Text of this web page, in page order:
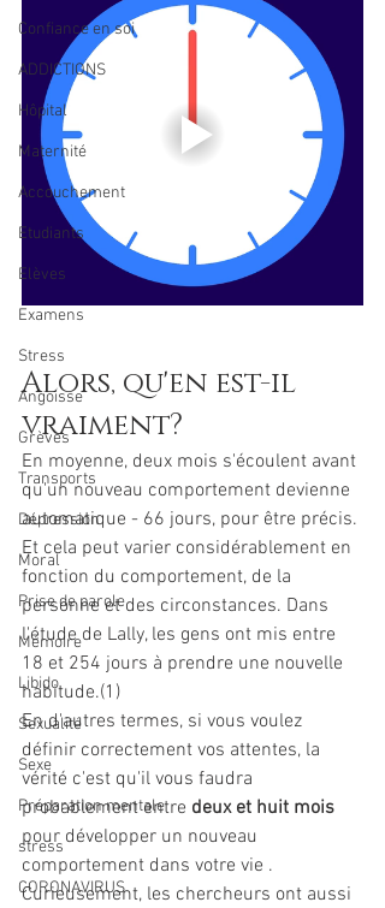
Confiance en soi
ADDICTIONS
Hôpital
Maternité
Accouchement
Etudiants
Elèves
Examens
Stress
Angoisse
Grèves
Transports
Dépression
Moral
Prise de parole
Mémoire
Libido
Sexualité
Sexe
Préparation mentale
stress
CORONAVIRUS
Alors, qu'en est-il
vraiment?
En moyenne, deux mois s'écoulent avant
qu'un nouveau comportement devienne
automatique - 66 jours, pour être précis.
Et cela peut varier considérablement en
fonction du comportement, de la
personne et des circonstances. Dans
l'étude de Lally, les gens ont mis entre
18 et 254 jours à prendre une nouvelle
habitude.(1)
En d'autres termes, si vous voulez
définir correctement vos attentes, la
vérité c'est qu'il vous faudra
probablement entre deux et huit mois
pour développer un nouveau
comportement dans votre vie .
Curieusement, les chercheurs ont aussi